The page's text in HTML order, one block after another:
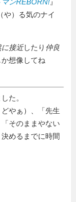
ンREBORN! 』
や）る気のナイ
接近したり 仲良
か想像してね
た。
やぁ）、「先生
そのままやない
めるまでに時間